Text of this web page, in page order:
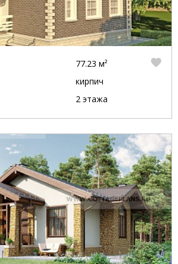
77.23 м²
кирпич
2 этажа